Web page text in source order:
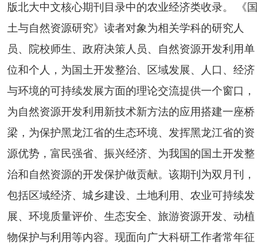
版北大中文核心期刊目录中的农业经济类收录。 《国
土与自然资源研究》读者对象为相关学科的研究人
员、院校师生、政府决策人员、自然资源开发利用单
位和个人，为国土开发整治、区域发展、人口、经济
与环境的可持续发展方面的理论交流提供一个窗口，
为自然资源开发利用新技术新方法的应用搭建一座桥
梁，为保护黑龙江省的生态环境、发挥黑龙江省的资
源优势，富民强省、振兴经济、为我国的国土开发整
治和自然资源的开发保护做贡献。该期刊为双月刊，
包括区域经济、城乡建设、土地利用、农业可持续发
展、环境质量评价、生态安全、旅游资源开发、动植
物保护与利用等内容。现面向广大科研工作者常年征